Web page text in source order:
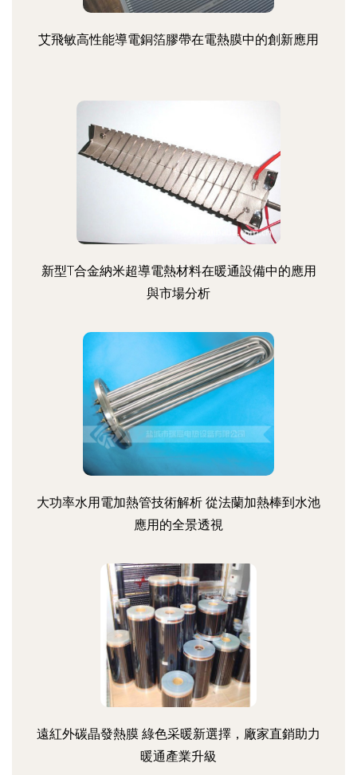
艾飛敏高性能導電銅箔膠帶在電熱膜中的創新應用
新型T合金納米超導電熱材料在暖通設備中的應用
與市場分析
大功率水用電加熱管技術解析 從法蘭加熱棒到水池
應用的全景透視
遠紅外碳晶發熱膜 綠色采暖新選擇，廠家直銷助力
暖通產業升級